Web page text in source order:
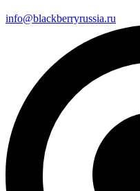
info@blackberryrussia.ru